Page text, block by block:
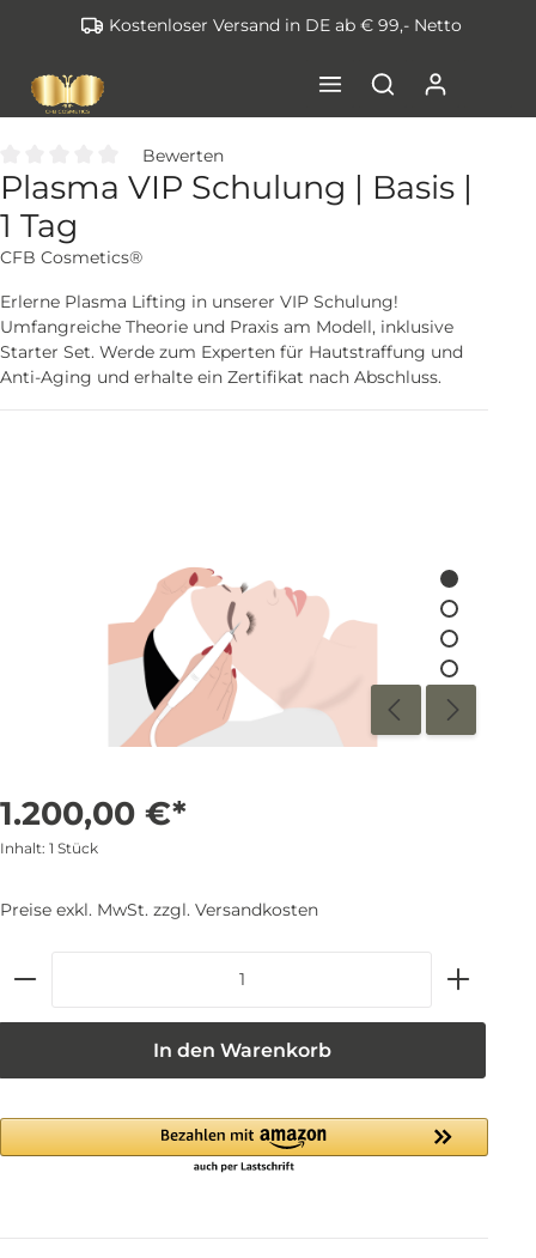
springenKostenloser Versand in DE ab € 99,- Netto
Durchschnittliche Bewertung von 0 von 5 Sternen
Bewerten
Plasma VIP Schulung | Basis |
1 Tag
CFB Cosmetics®
Erlerne Plasma Lifting in unserer VIP Schulung!
Umfangreiche Theorie und Praxis am Modell, inklusive
Starter Set. Werde zum Experten für Hautstraffung und
Anti-Aging und erhalte ein Zertifikat nach Abschluss.
1.200,00 €*
Inhalt: 1 Stück
Preise exkl. MwSt. zzgl. Versandkosten
In den Warenkorb